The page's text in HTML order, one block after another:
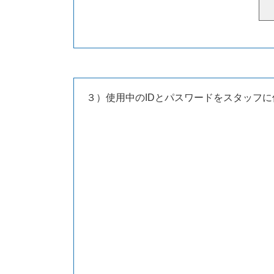
３）使用中のIDとパスワードをスタッフ